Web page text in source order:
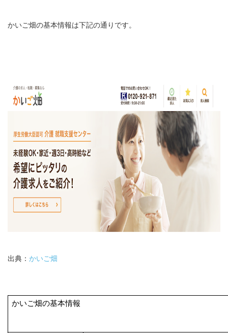
かいご畑の基本情報は下記の通りです。
出典： かいご畑
かいご畑の基本情報